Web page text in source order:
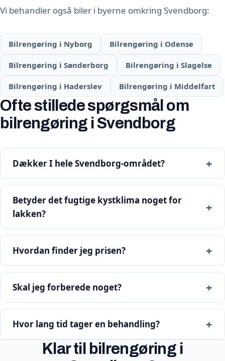
Vi behandler også biler i byerne omkring Svendborg:
Bilrengøring i Nyborg Bilrengøring i Odense
Bilrengøring i Sønderborg Bilrengøring i Slagelse
Bilrengøring i Haderslev Bilrengøring i Middelfart
Ofte stillede spørgsmål om
bilrengøring i Svendborg
Dækker I hele Svendborg-området?
Betyder det fugtige kystklima noget for
lakken?
Hvordan finder jeg prisen?
Skal jeg forberede noget?
Hvor lang tid tager en behandling?
Klar til bilrengøring i